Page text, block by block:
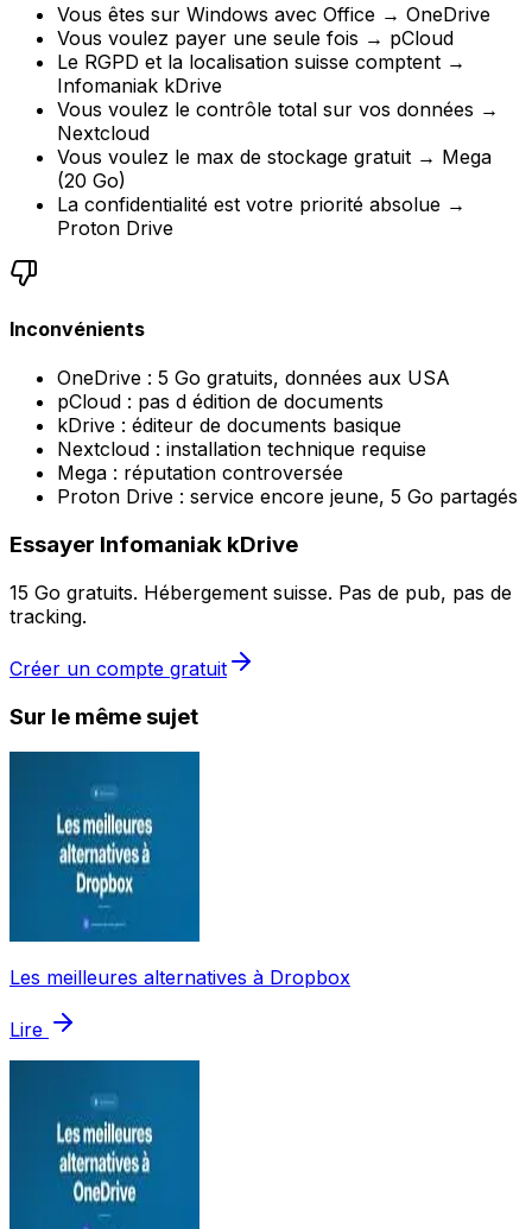
Vous êtes sur Windows avec Office → OneDrive
Vous voulez payer une seule fois → pCloud
Le RGPD et la localisation suisse comptent →
Infomaniak kDrive
Vous voulez le contrôle total sur vos données →
Nextcloud
Vous voulez le max de stockage gratuit → Mega
(20 Go)
La confidentialité est votre priorité absolue →
Proton Drive
Inconvénients
OneDrive : 5 Go gratuits, données aux USA
pCloud : pas d édition de documents
kDrive : éditeur de documents basique
Nextcloud : installation technique requise
Mega : réputation controversée
Proton Drive : service encore jeune, 5 Go partagés
Essayer Infomaniak kDrive
15 Go gratuits. Hébergement suisse. Pas de pub, pas de
tracking.
Créer un compte gratuit
Sur le même sujet
Les meilleures alternatives à Dropbox
Lire